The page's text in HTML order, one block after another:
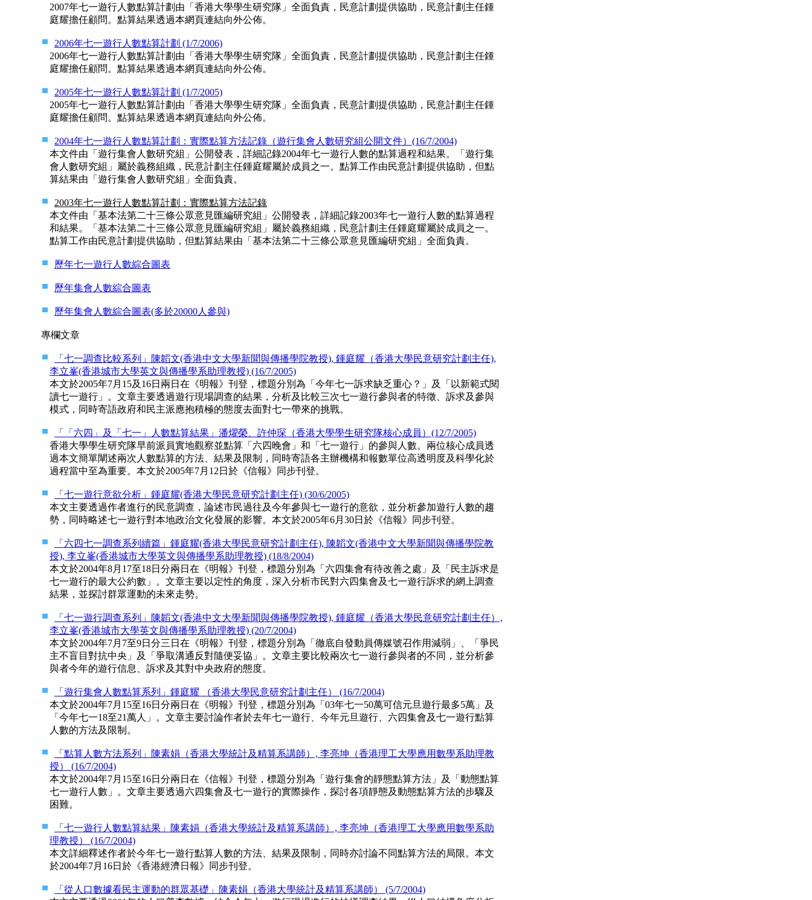
2007年七一遊行人數點算計劃由「香港大學學生研究隊」全面負責，民意計劃提供協助，民意計劃主任鍾
庭耀擔任顧問。點算結果透過本網頁連結向外公佈。
2006年七一遊行人數點算計劃 (1/7/2006)
2006年七一遊行人數點算計劃由「香港大學學生研究隊」全面負責，民意計劃提供協助，民意計劃主任鍾
庭耀擔任顧問。點算結果透過本網頁連結向外公佈。
2005年七一遊行人數點算計劃 (1/7/2005)
2005年七一遊行人數點算計劃由「香港大學學生研究隊」全面負責，民意計劃提供協助，民意計劃主任鍾
庭耀擔任顧問。點算結果透過本網頁連結向外公佈。
2004年七一遊行人數點算計劃：實際點算方法記錄（遊行集會人數研究組公開文件）(16/7/2004)
本文件由「遊行集會人數研究組」公開發表，詳細記錄2004年七一遊行人數的點算過程和結果。「遊行集
會人數研究組」屬於義務組織，民意計劃主任鍾庭耀屬於成員之一。點算工作由民意計劃提供協助，但點
算結果由「遊行集會人數研究組」全面負責。
2003年七一遊行人數點算計劃：實際點算方法記錄
本文件由「基本法第二十三條公眾意見匯編研究組」公開發表，詳細記錄2003年七一遊行人數的點算過程
和結果。「基本法第二十三條公眾意見匯編研究組」屬於義務組織，民意計劃主任鍾庭耀屬於成員之一。
點算工作由民意計劃提供協助，但點算結果由「基本法第二十三條公眾意見匯編研究組」全面負責。
歷年七一遊行人數綜合圖表
歷年集會人數綜合圖表
歷年集會人數綜合圖表(多於20000人參與)
專欄文章
「七一調查比較系列」陳韜文(香港中文大學新聞與傳播學院教授), 鍾庭耀（香港大學民意研究計劃主任),
李立峯(香港城市大學英文與傳播學系助理教授) (16/7/2005)
本文於2005年7月15及16日兩日在《明報》刊登，標題分別為「今年七一訴求缺乏重心？」及「以新範式閱
讀七一遊行」。文章主要透過遊行現場調查的結果，分析及比較三次七一遊行參與者的特徵、訴求及參與
模式，同時寄語政府和民主派應抱積極的態度去面對七一帶來的挑戰。
「「六四」及「七一」人數點算結果」潘燿榮、許仲琛（香港大學學生研究隊核心成員）(12/7/2005)
香港大學學生研究隊早前派員實地觀察並點算「六四晚會」和「七一遊行」的參與人數。兩位核心成員透
過本文簡單闡述兩次人數點算的方法、結果及限制，同時寄語各主辦機構和報數單位高透明度及科學化於
過程當中至為重要。本文於2005年7月12日於《信報》同步刊登。
「七一遊行意欲分析」鍾庭耀(香港大學民意研究計劃主任) (30/6/2005)
本文主要透過作者進行的民意調查，論述市民過往及今年參與七一遊行的意欲，並分析參加遊行人數的趨
勢，同時略述七一遊行對本地政治文化發展的影響。本文於2005年6月30日於《信報》同步刊登。
「六四七一調查系列續篇」鍾庭耀(香港大學民意研究計劃主任), 陳韜文(香港中文大學新聞與傳播學院教
授), 李立峯(香港城市大學英文與傳播學系助理教授) (18/8/2004)
本文於2004年8月17至18日分兩日在《明報》刊登，標題分別為「六四集會有待改善之處」及「民主訴求是
七一遊行的最大公約數」。文章主要以定性的角度，深入分析市民對六四集會及七一遊行訴求的網上調查
結果，並探討群眾運動的未來走勢。
「七一遊行調查系列」陳韜文(香港中文大學新聞與傳播學院教授), 鍾庭耀（香港大學民意研究計劃主任）,
李立峯(香港城市大學英文與傳播學系助理教授) (20/7/2004)
本文於2004年7月7至9日分三日在《明報》刊登，標題分別為「徹底自發動員傳媒號召作用減弱」、「爭民
主不盲目對抗中央」及「爭取溝通反對隨便妥協」。文章主要比較兩次七一遊行參與者的不同，並分析參
與者今年的遊行信息、訴求及其對中央政府的態度。
「遊行集會人數點算系列」鍾庭耀 （香港大學民意研究計劃主任） (16/7/2004)
本文於2004年7月15至16日分兩日在《明報》刊登，標題分別為「03年七一50萬可信元旦遊行最多5萬」及
「今年七一18至21萬人」。文章主要討論作者於去年七一遊行、今年元旦遊行、六四集會及七一遊行點算
人數的方法及限制。
「點算人數方法系列」陳素娟（香港大學統計及精算系講師）, 李亮坤（香港理工大學應用數學系助理教
授） (16/7/2004)
本文於2004年7月15至16日分兩日在《信報》刊登，標題分別為「遊行集會的靜態點算方法」及「動態點算
七一遊行人數」。文章主要透過六四集會及七一遊行的實際操作，探討各項靜態及動態點算方法的步驟及
困難。
「七一遊行人數點算結果」陳素娟（香港大學統計及精算系講師）, 李亮坤（香港理工大學應用數學系助
理教授） (16/7/2004)
本文詳細釋述作者於今年七一遊行點算人數的方法、結果及限制，同時亦討論不同點算方法的局限。本文
於2004年7月16日於《香港經濟日報》同步刊登。
「從人口數據看民主運動的群眾基礎」陳素娟（香港大學統計及精算系講師） (5/7/2004)